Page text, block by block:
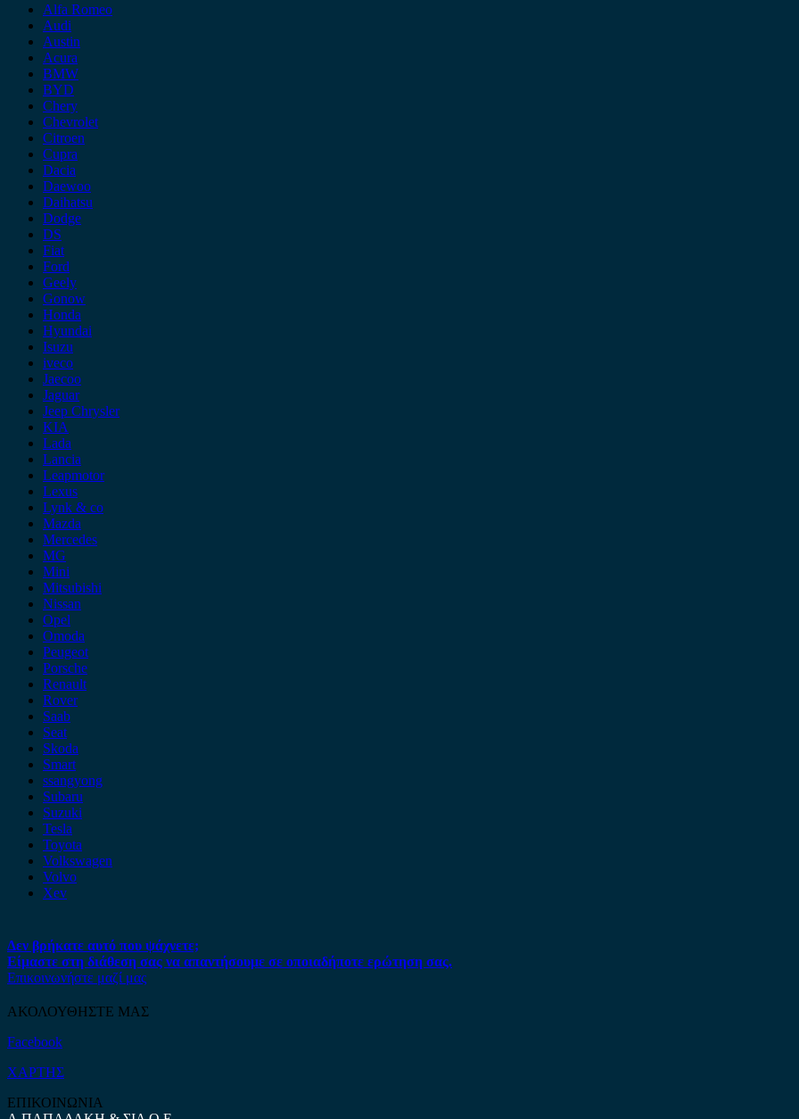
Alfa Romeo
Audi
Austin
Acura
BMW
BYD
Chery
Chevrolet
Citroen
Cupra
Dacia
Daewoo
Daihatsu
Dodge
DS
Fiat
Ford
Geely
Gonow
Honda
Hyundai
Isuzu
iveco
Jaecoo
Jaguar
Jeep Chrysler
KIA
Lada
Lancia
Leapmotor
Lexus
Lynk & co
Mazda
Mercedes
MG
Mini
Mitsubishi
Nissan
Opel
Omoda
Peugeot
Porsche
Renault
Rover
Saab
Seat
Skoda
Smart
ssangyong
Subaru
Suzuki
Tesla
Toyota
Volkswagen
Volvo
Xev
Δεν βρήκατε αυτό που ψάχνετε;
Είμαστε στη διάθεση σας να απαντήσουμε σε οποιαδήποτε ερώτηση σας.
Επικοινωνήστε μαζί μας
ΑΚΟΛΟΥΘΗΣΤΕ ΜΑΣ
Facebook
ΧΑΡΤΗΣ
ΕΠΙΚΟΙΝΩΝΙΑ